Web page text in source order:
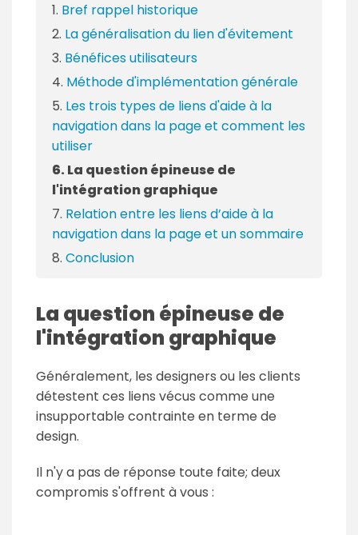
Bref rappel historique
La généralisation du lien d'évitement
Bénéfices utilisateurs
Méthode d'implémentation générale
Les trois types de liens d'aide à la
navigation dans la page et comment les
utiliser
La question épineuse de
l'intégration graphique
Relation entre les liens d’aide à la
navigation dans la page et un sommaire
Conclusion
La question épineuse de
l'intégration graphique
Généralement, les designers ou les clients
détestent ces liens vécus comme une
insupportable contrainte en terme de
design.
Il n'y a pas de réponse toute faite; deux
compromis s'offrent à vous :